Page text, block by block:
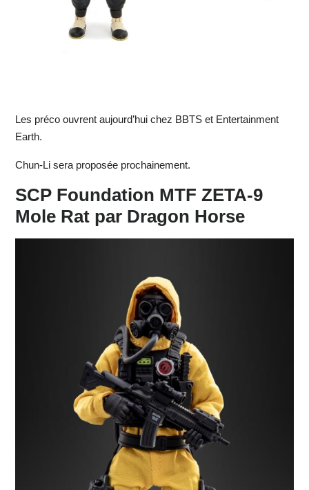
Les préco ouvrent aujourd’hui chez BBTS et Entertainment
Earth.
Chun-Li sera proposée prochainement.
SCP Foundation MTF ZETA-9
Mole Rat par Dragon Horse